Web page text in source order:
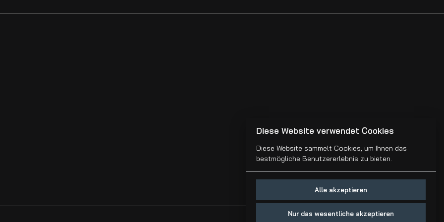
Diese Website verwendet Cookies
Diese Website sammelt Cookies, um Ihnen das
bestmögliche Benutzererlebnis zu bieten.
Alle akzeptieren
Nur das wesentliche akzeptieren